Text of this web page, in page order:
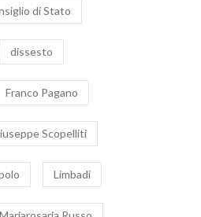
di Stato
dissesto
Franco Pagano
Scopelliti
Limbadi